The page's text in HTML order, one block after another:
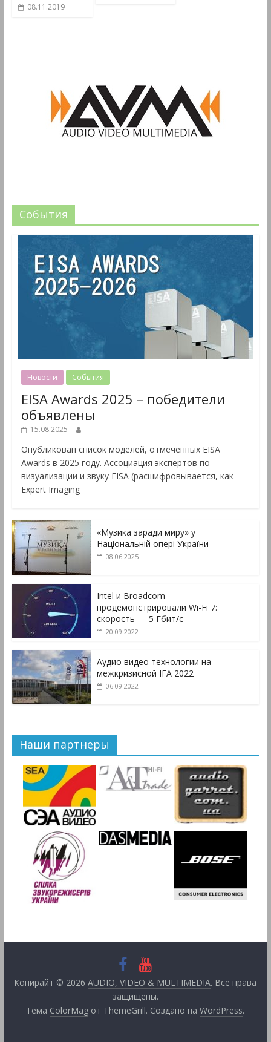
08.11.2019
События
Новости События
EISA Awards 2025 – победители
объявлены
15.08.2025
Опубликован список моделей, отмеченных EISA
Awards в 2025 году. Ассоциация экспертов по
визуализации и звуку EISA (расшифровывается, как
Expert Imaging
«Музика заради миру» у
Національній опері України
08.06.2025
Intel и Broadcom
продемонстрировали Wi-Fi 7:
скорость — 5 Гбит/с
20.09.2022
Аудио видео технологии на
межкризисной IFA 2022
06.09.2022
Наши партнеры
Копирайт © 2026AUDIO, VIDEO & MULTIMEDIA. Все права
защищены.
Тема ColorMag от ThemeGrill. Создано наWordPress.